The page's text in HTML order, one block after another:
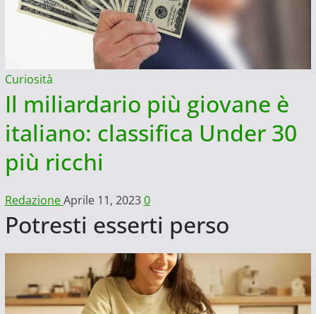
Curiosità
Il miliardario più giovane è
italiano: classifica Under 30
più ricchi
RedazioneAprile 11, 20230
Potresti esserti perso